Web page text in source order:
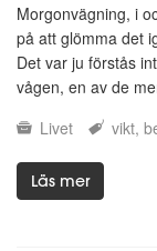
Morgonvägning, i
på att glömma det
Det var ju förstås
vågen, en av de
Livet
vikt
Läs mer